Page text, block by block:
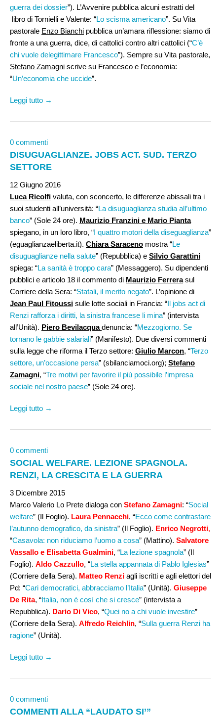
guerra dei dossier”). L’Avvenire pubblica alcuni estratti del
libro di Tornielli e Valente: “Lo scisma americano”. Su Vita
pastorale Enzo Bianchi pubblica un’amara riflessione: siamo di
fronte a una guerra, dice, di cattolici contro altri cattolici (“C’è
chi vuole delegittimare Francesco”). Sempre su Vita pastorale,
Stefano Zamagni scrive su Francesco e l’economia:
“Un’economia che uccide”.
Leggi tutto →
0 commenti
DISUGUAGLIANZE. JOBS ACT. SUD. TERZO
SETTORE
12 Giugno 2016
Luca Ricolfi valuta, con sconcerto, le differenze abissali tra i
suoi studenti all’università: “La disuguaglianza studia all’ultimo
banco” (Sole 24 ore). Maurizio Franzini e Mario Pianta
spiegano, in un loro libro, “I quattro motori della diseguaglianza”
(eguaglianzaeliberta.it). Chiara Saraceno mostra “Le
disuguaglianze nella salute” (Repubblica) e Silvio Garattini
spiega: “La sanità è troppo cara” (Messaggero). Su dipendenti
pubblici e articolo 18 il commento di Maurizio Ferrerasul
Corriere della Sera: “Statali, il merito negato”. L’opinione di
Jean Paul Fitoussi sulle lotte sociali in Francia: “Il jobs act di
Renzi rafforza i diritti, la sinistra francese li mina” (intervista
all’Unità). Piero Bevilacqua denuncia: “Mezzogiorno. Se
tornano le gabbie salariali” (Manifesto). Due diversi commenti
sulla legge che riforma il Terzo settore: Giulio Marcon, “Terzo
settore, un’occasione persa” (sbilanciamoci.org); Stefano
Zamagni, “Tre motivi per favorire il più possibile l’impresa
sociale nel nostro paese” (Sole 24 ore).
Leggi tutto →
0 commenti
SOCIAL WELFARE. LEZIONE SPAGNOLA.
RENZI, LA CRESCITA E LA GUERRA
3 Dicembre 2015
Marco Valerio Lo Prete dialoga con Stefano Zamagni: “Social
welfare” (Il Foglio). Laura Pennacchi, “Ecco come contrastare
l’autunno demografico, da sinistra” (Il Foglio). Enrico Negrotti,
“Casavola: non riduciamo l’uomo a cosa” (Mattino). Salvatore
Vassallo e Elisabetta Gualmini, “La lezione spagnola” (Il
Foglio). Aldo Cazzullo, “La stella appannata di Pablo Iglesias”
(Corriere della Sera). Matteo Renzi agli iscritti e agli elettori del
Pd: “Cari democratici, abbracciamo l’Italia” (Unità). Giuseppe
De Rita, “Italia, non è così che si cresce” (intervista a
Repubblica). Dario Di Vico, “Quei no a chi vuole investire”
(Corriere della Sera). Alfredo Reichlin, “Sulla guerra Renzi ha
ragione” (Unità).
Leggi tutto →
0 commenti
COMMENTI ALLA “LAUDATO SI’”